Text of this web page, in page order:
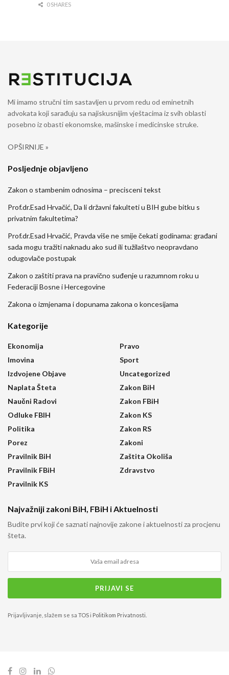
0 SHARES
Mi imamo stručni tim sastavljen u prvom redu od eminetnih
advokata koji sarađuju sa najiskusnijim vještacima iz svih oblasti
posebno iz obasti ekonomske, mašinske i medicinske struke.
OPŠIRNIJE »
Posljednje objavljeno
Zakon o stambenim odnosima – precisceni tekst
Prof.dr.Esad Hrvačić, Da li državni fakulteti u BIH gube bitku s
privatnim fakultetima?
Prof.dr.Esad Hrvačić, Pravda više ne smije čekati godinama: građani
sada mogu tražiti naknadu ako sud ili tužilaštvo neopravdano
odugovlače postupak
Zakon o zaštiti prava na pravično suđenje u razumnom roku u
Federaciji Bosne i Hercegovine
Zakona o izmjenama i dopunama zakona o koncesijama
Kategorije
Ekonomija
Imovina
Izdvojene Objave
Naplata Šteta
Naučni Radovi
Odluke FBIH
Politika
Porez
Pravilnik BiH
Pravilnik FBiH
Pravilnik KS
Pravo
Sport
Uncategorized
Zakon BiH
Zakon FBiH
Zakon KS
Zakon RS
Zakoni
Zaštita Okoliša
Zdravstvo
Najvažniji zakoni BiH, FBiH i Aktuelnosti
Budite prvi koji će saznati najnovije zakone i aktuelnosti za procjenu
šteta.
Prijavljivanje, slažem se sa TOSi Politikom Privatnosti